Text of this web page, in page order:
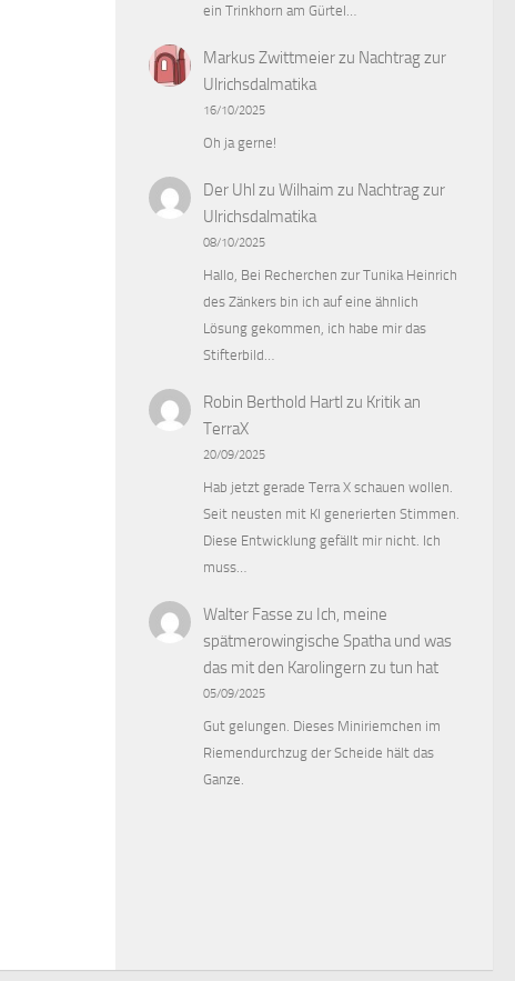
ein Trinkhorn am Gürtel…
Markus Zwittmeierzu Nachtrag zur
Ulrichsdalmatika
16/10/2025
Oh ja gerne!
Der Uhl zu Wilhaim zu Nachtrag zur
Ulrichsdalmatika
08/10/2025
Hallo, Bei Recherchen zur Tunika Heinrich
des Zänkers bin ich auf eine ähnlich
Lösung gekommen, ich habe mir das
Stifterbild…
Robin Berthold Hartl zu Kritik an
TerraX
20/09/2025
Hab jetzt gerade Terra X schauen wollen.
Seit neusten mit KI generierten Stimmen.
Diese Entwicklung gefällt mir nicht. Ich
muss…
Walter Fasse zu Ich, meine
spätmerowingische Spatha und was
das mit den Karolingern zu tun hat
05/09/2025
Gut gelungen. Dieses Miniriemchen im
Riemendurchzug der Scheide hält das
Ganze.